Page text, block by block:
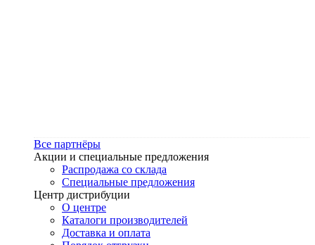
Все партнёры
Акции и специальные предложения
Распродажа со склада
Специальные предложения
Центр дистрибуции
О центре
Каталоги производителей
Доставка и оплата